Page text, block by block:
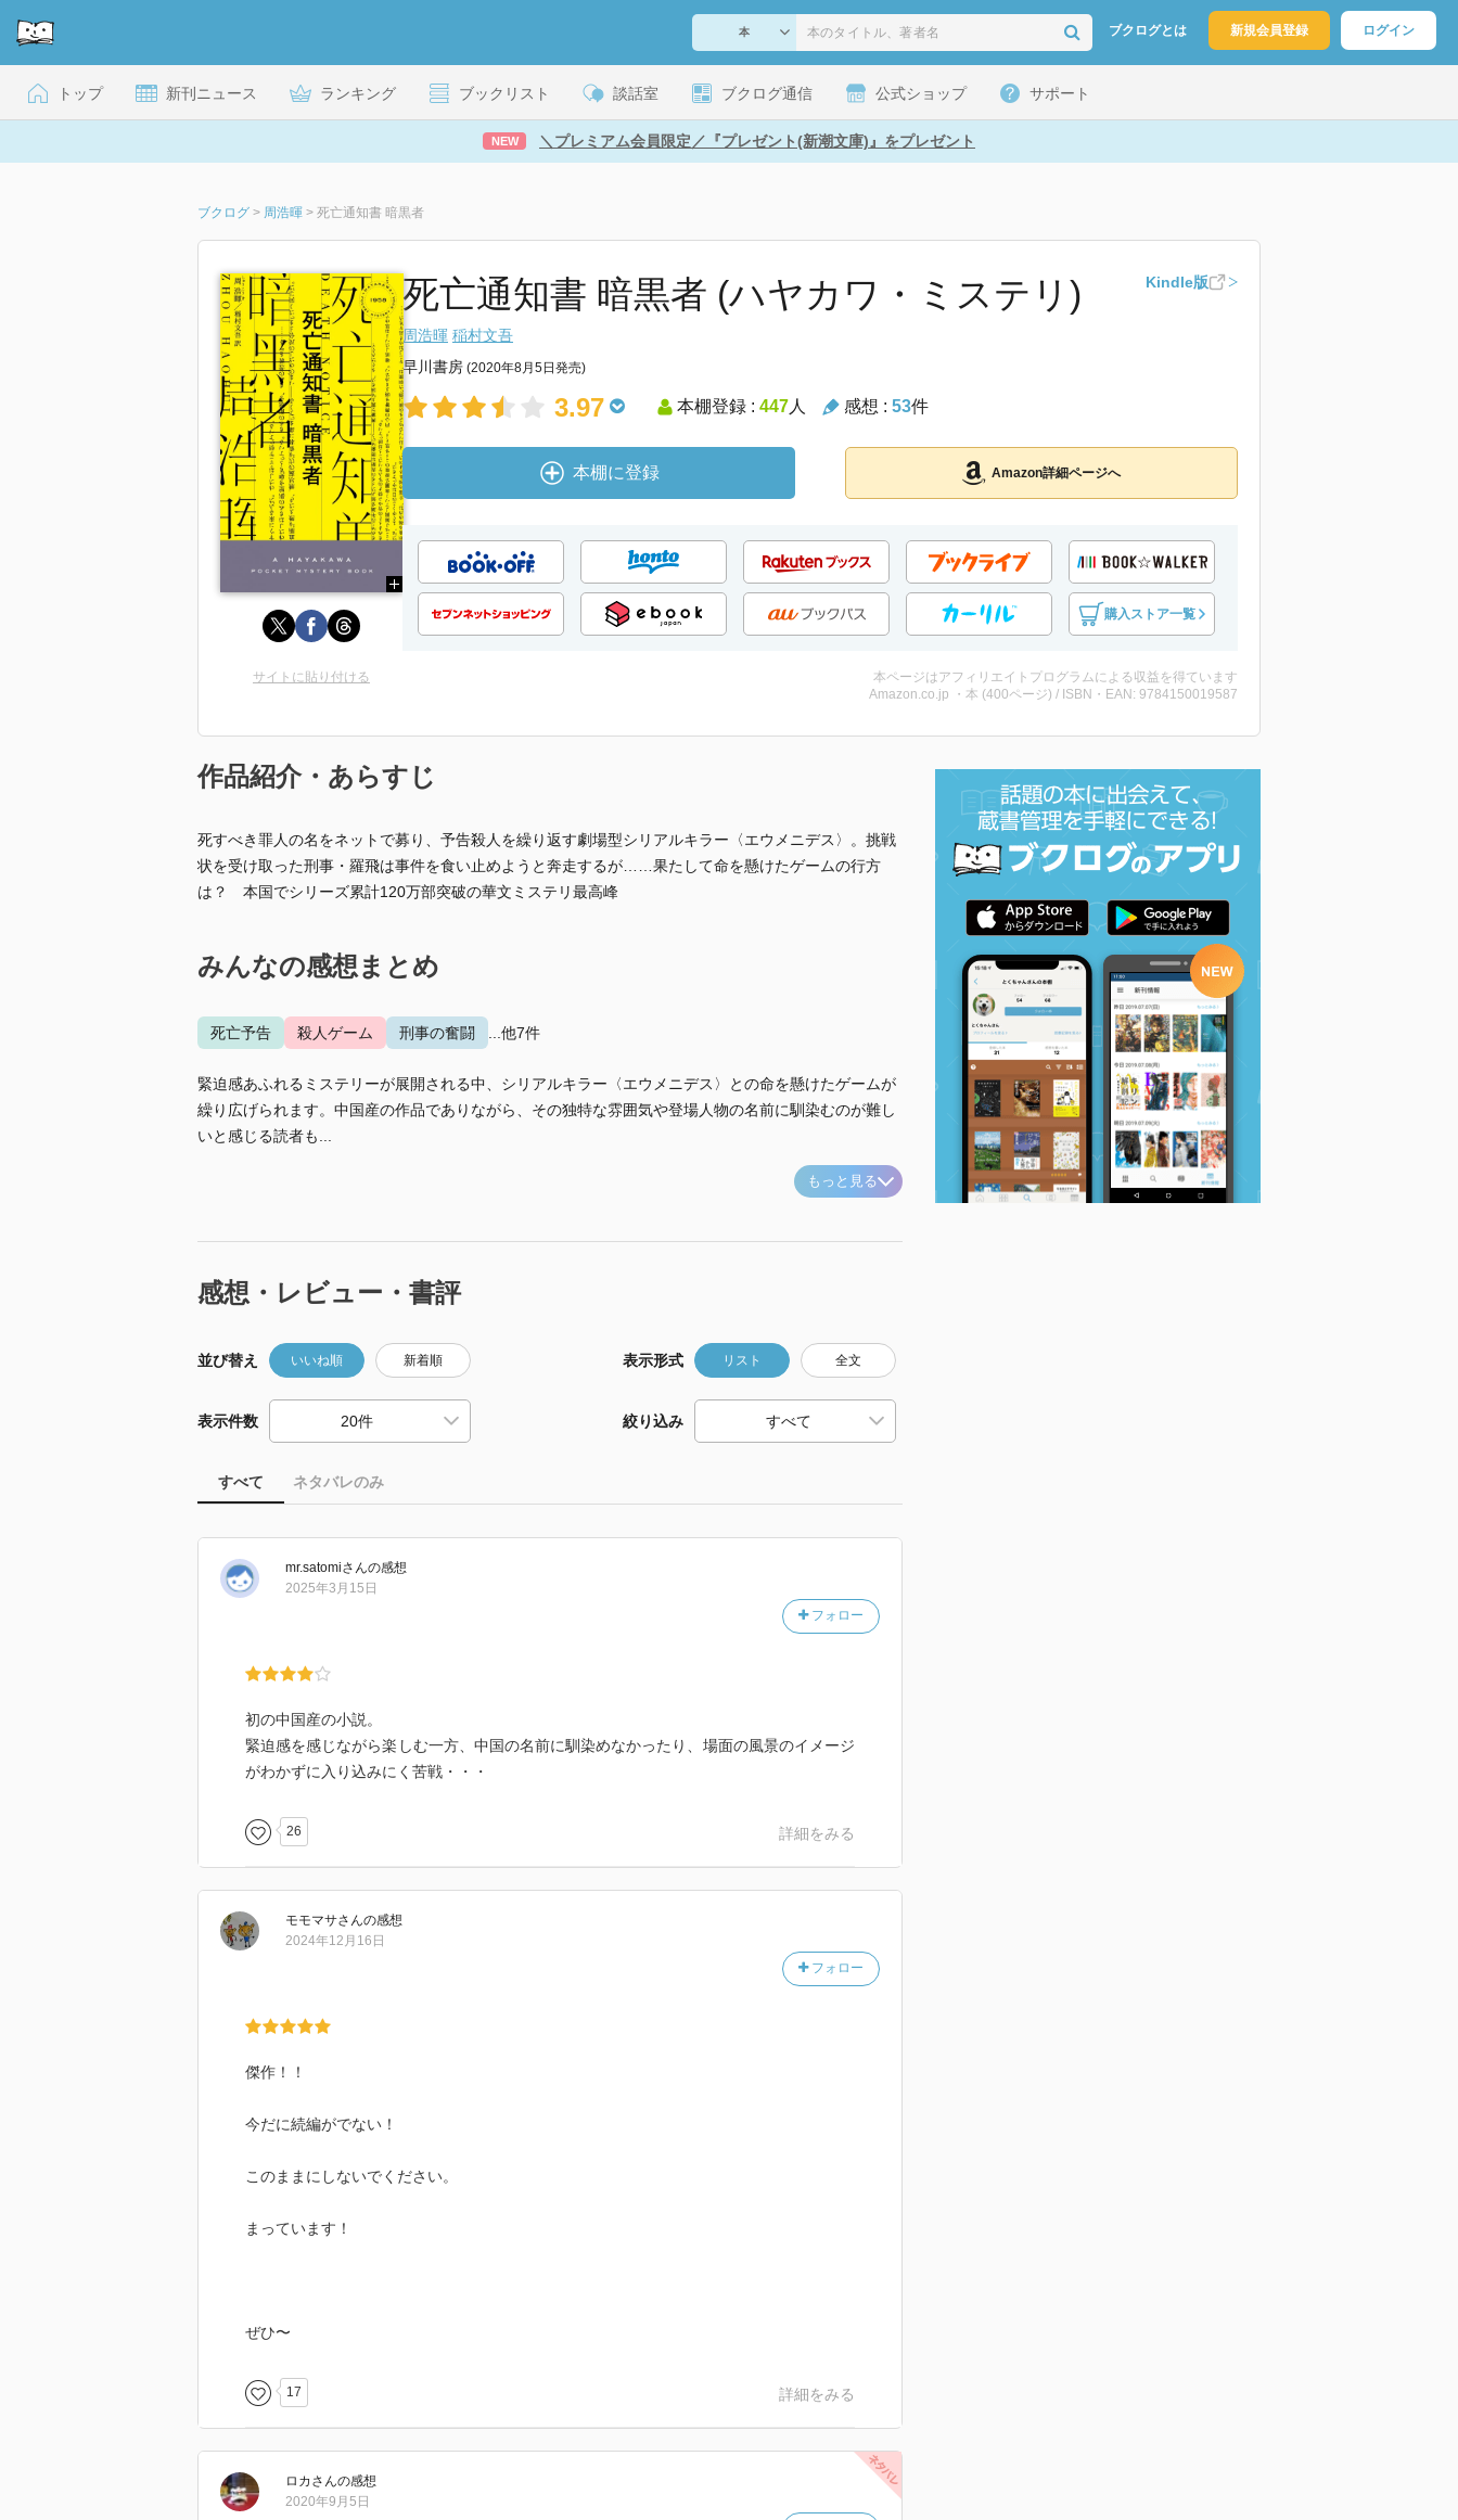
ブクログとは 新規会員登録 ログイン
トップ 新刊ニュース ランキング ブックリスト 談話室 ブクログ通信 公式ショップ サポート
NEW ＼プレミアム会員限定／『プレゼント(新潮文庫)』をプレゼント
ブクログ > 周浩暉 > 死亡通知書 暗黒者
死亡通知書 暗黒者 (ハヤカワ・ミステリ) Kindle版
周浩暉 稲村文吾
早川書房 (2020年8月5日発売)
3.97 本棚登録 : 447人 感想 : 53件
本棚に登録 Amazon詳細ページへ
購入ストア一覧
サイトに貼り付ける
本ページはアフィリエイトプログラムによる収益を得ています
Amazon.co.jp ・本 (400ページ) / ISBN・EAN: 9784150019587
作品紹介・あらすじ
死すべき罪人の名をネットで募り、予告殺人を繰り返す劇場型シリアルキラー〈エウメニデス〉。挑戦
状を受け取った刑事・羅飛は事件を食い止めようと奔走するが……果たして命を懸けたゲームの行方
は？ 本国でシリーズ累計120万部突破の華文ミステリ最高峰
みんなの感想まとめ
死亡予告 殺人ゲーム 刑事の奮闘 ...他7件
緊迫感あふれるミステリーが展開される中、シリアルキラー〈エウメニデス〉との命を懸けたゲームが
繰り広げられます。中国産の作品でありながら、その独特な雰囲気や登場人物の名前に馴染むのが難し
いと感じる読者も...
もっと見る
感想・レビュー・書評
並び替え いいね順 新着順 表示形式 リスト 全文
表示件数 絞り込み
すべて ネタバレのみ
mr.satomiさんの感想
フォロー
2025年3月15日
初の中国産の小説。
緊迫感を感じながら楽しむ一方、中国の名前に馴染めなかったり、場面の風景のイメージ
がわかずに入り込みにく苦戦・・・
26 詳細をみる
モモマサさんの感想
フォロー
2024年12月16日
傑作！！
今だに続編がでない！
このままにしないでください。
まっています！
ぜひ〜
17 詳細をみる
ロカ さんの感想
2020年9月5日